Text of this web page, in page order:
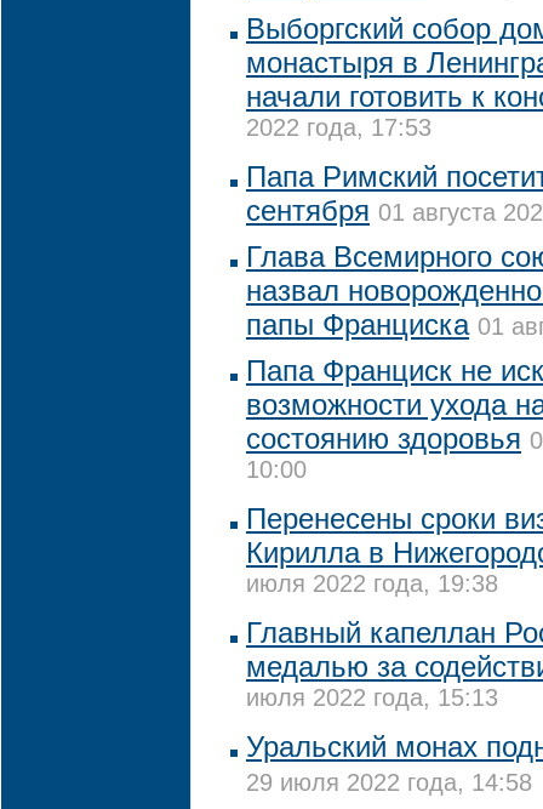
Выборгский собор
монастыря в
начали готовить к
2022 года, 17:53
Папа Римский
сентября 01 августа
Глава Всемирного
назвал
папы Франциска 01
Папа Франциск не
возможности ухода
состоянию здоровья
10:00
Перенесены сроки
Кирилла в
июля 2022 года, 19:38
Главный капеллан
медалью за
июля 2022 года, 15:13
Уральский монах
29 июля 2022 года, 14:58